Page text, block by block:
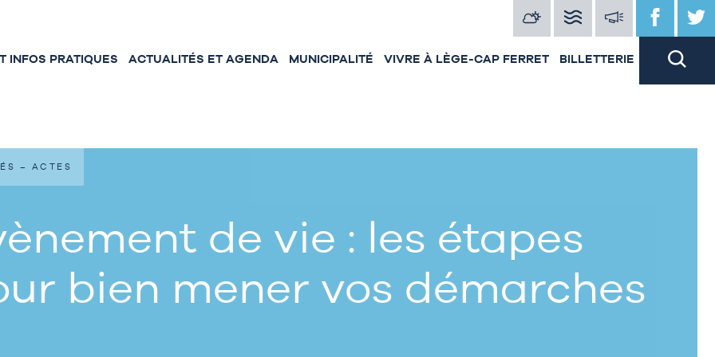
INFOS PRATIQUES ACTUALITÉS ET AGENDA MUNICIPALITÉ VIVRE À LÈGE-CAP FERRET BILLETTERIE
de vie : les étapes
bien mener vos démarches
– ACTES